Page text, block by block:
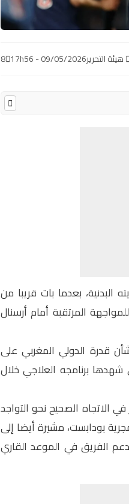
هيئة التحرير09/05/2026 - 17h56
8
البدنية، بعدما بات قريبا من
المرتقبة أمام أرسنال
قدرة الدولي المغربي على
شهدها برنامجه العلاجي خلال
الاتجاه الصحيح نحو التواجد
بودابست، مشيرة أيضا إلى
الفريق في الموعد القاري